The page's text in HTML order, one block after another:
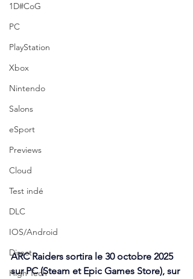
1D#CoG
PC
PlayStation
Xbox
Nintendo
Salons
eSport
Previews
Cloud
Test indé
DLC
IOS/Android
Direct
High Tech
ARC Raiders sortira le 30 octobre 2025
sur PC (Steam et Epic Games Store), sur